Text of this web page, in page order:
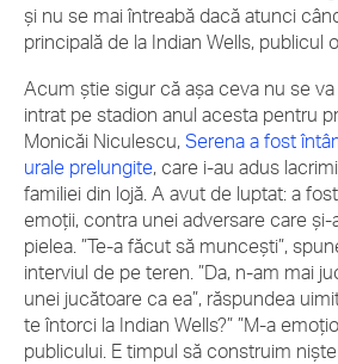
și nu se mai întreabă dacă atunci
principală de la Indian Wells, publicul
Acum știe sigur că așa ceva nu se
intrat pe stadion anul acesta pentru
Monicăi Niculescu, Serena a fost
urale prelungite, care i-au adus
familiei din lojă. A avut de luptat: a
emoții, contra unei adversare care
pielea. ”Te-a făcut să muncești”,
interviul de pe teren. ”Da, n-am mai
unei jucătoare ca ea”, răspundea
te întorci la Indian Wells?” ”M-a
publicului. E timpul să construim niște